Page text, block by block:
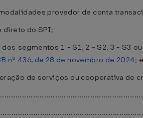
provedor de conta
do SPI;
segmentos 1 - S1, 2 - S2, 3 - S3
nº 436, de 28 de novembro de 2024; e
de serviços ou cooperativa de